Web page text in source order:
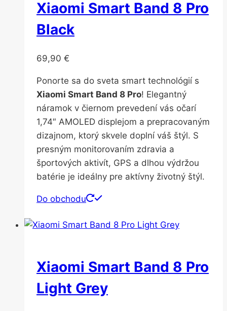
Xiaomi Smart Band 8 Pro
Black
69,90 €
Ponorte sa do sveta smart technológií s
Xiaomi Smart Band 8 Pro! Elegantný
náramok v čiernom prevedení vás očarí
1,74″ AMOLED displejom a prepracovaným
dizajnom, ktorý skvele doplní váš štýl. S
presným monitorovaním zdravia a
športových aktivít, GPS a dlhou výdržou
batérie je ideálny pre aktívny životný štýl.
Do obchodu
Xiaomi Smart Band 8 Pro
Light Grey